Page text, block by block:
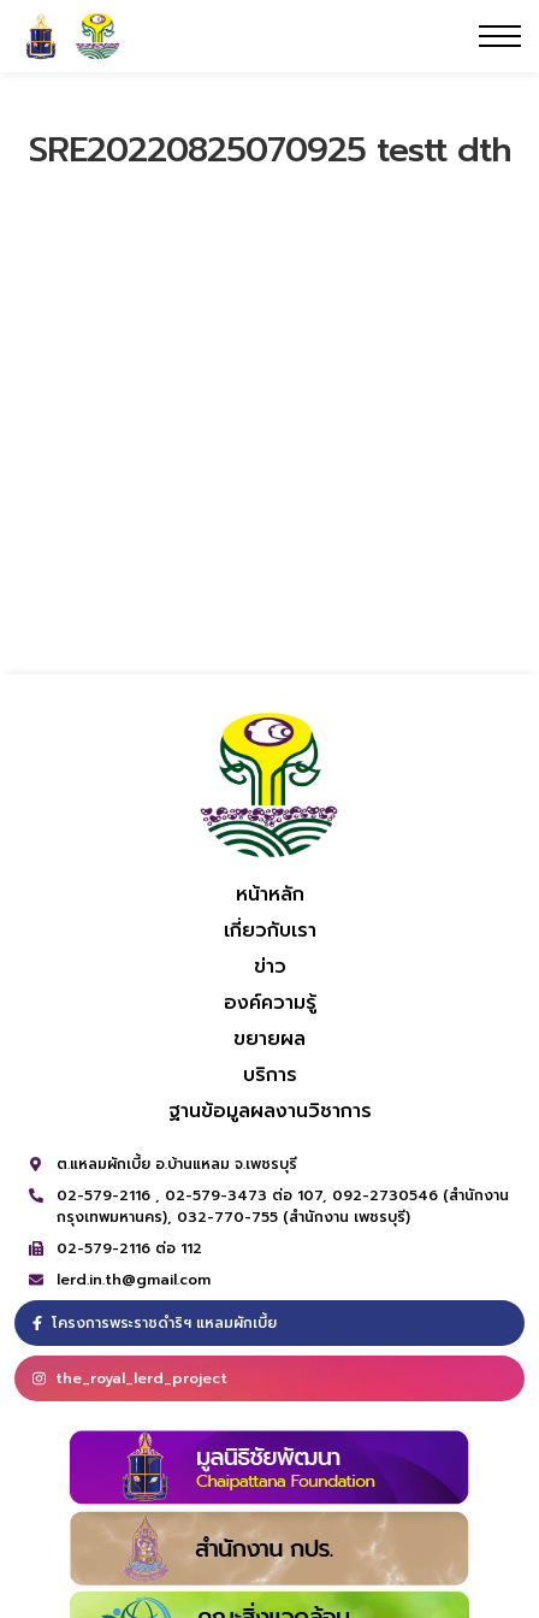
SRE20220825070925 testt dth
หน้าหลัก
เกี่ยวกับเรา
ข่าว
องค์ความรู้
ขยายผล
บริการ
ฐานข้อมูลผลงานวิชาการ
ต.แหลมผักเบี้ย อ.บ้านแหลม จ.เพชรบุรี
02-579-2116 , 02-579-3473 ต่อ 107, 092-2730546 (สำนักงาน
กรุงเทพมหานคร), 032-770-755 (สำนักงาน เพชรบุรี)
02-579-2116 ต่อ 112
lerd.in.th@gmail.com
โครงการพระราชดำริฯ แหลมผักเบี้ย
the_royal_lerd_project